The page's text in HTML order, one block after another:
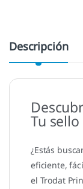
Descripción
Tu
¿Estás
eficiente,
el Trodat